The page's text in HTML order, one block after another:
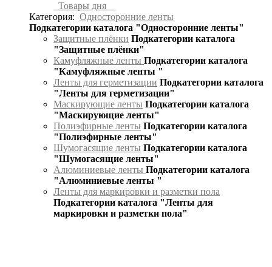
Товары дня
Категория: Односторонние ленты
Подкатегории каталога "Односторонние ленты"
Защитные плёнки Подкатегории каталога
"Защитные плёнки"
Камуфляжные ленты Подкатегории каталога
"Камуфляжные ленты "
Ленты для герметизации Подкатегории каталога
"Ленты для герметизации"
Маскирующие ленты Подкатегории каталога
"Маскирующие ленты"
Полиэфирные ленты Подкатегории каталога
"Полиэфирные ленты"
Шумогасящие ленты Подкатегории каталога
"Шумогасящие ленты"
Алюминиевые ленты Подкатегории каталога
"Алюминиевые ленты "
Ленты для маркировки и разметки пола
Подкатегории каталога "Ленты для
маркировки и разметки пола"